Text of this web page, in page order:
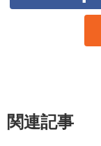
関連記事